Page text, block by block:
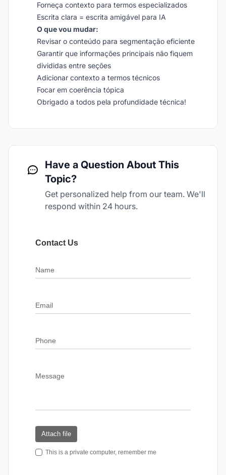
Forneça contexto para termos especializados
Escrita clara = escrita amigável para IA
O que vou mudar:
Revisar o conteúdo para segmentação eficiente
Garantir que informações principais não fiquem
divididas entre seções
Adicionar contexto a termos técnicos
Focar em coerência tópica
Obrigado a todos pela profundidade técnica!
Have a Question About This
Topic?
Get personalized help from our team. We'll
respond within 24 hours.